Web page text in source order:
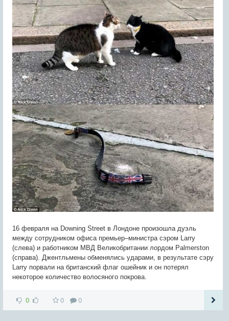
16 февраля на Downing Street в Лондоне произошла дуэль
между сотрудником офиса премьер–министра сэром Larry
(слева) и работником МВД Великобритании лордом Palmerston
(справа). Джентльмены обменялись ударами, в результате сэру
Larry порвали на британский флаг ошейник и он потерял
некоторое количество волосяного покрова.
0 0 0